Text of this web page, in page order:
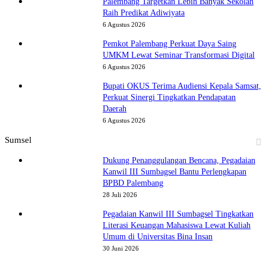
Raih Predikat Adiwiyata
6 Agustus 2026
Pemkot Palembang Perkuat Daya Saing
UMKM Lewat Seminar Transformasi Digital
6 Agustus 2026
Bupati OKUS Terima Audiensi Kepala Samsat,
Perkuat Sinergi Tingkatkan Pendapatan
Daerah
6 Agustus 2026
Sumsel
Dukung Penanggulangan Bencana, Pegadaian
Kanwil III Sumbagsel Bantu Perlengkapan
BPBD Palembang
28 Juli 2026
Pegadaian Kanwil III Sumbagsel Tingkatkan
Literasi Keuangan Mahasiswa Lewat Kuliah
Umum di Universitas Bina Insan
30 Juni 2026